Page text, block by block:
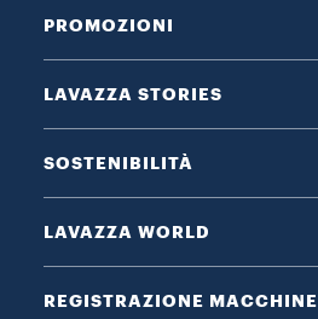
PROMOZIONI
LAVAZZA STORIES
SOSTENIBILITÀ
LAVAZZA WORLD
REGISTRAZIONE MACCHINE